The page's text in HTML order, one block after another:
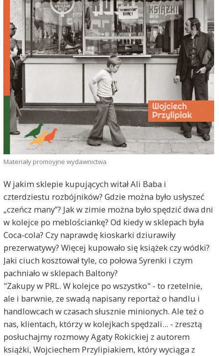
Materiały promoyjne wydawnictwa
W jakim sklepie kupujących witał Ali Baba i
czterdziestu rozbójników? Gdzie można było usłyszeć
„czeńcz many”? Jak w zimie można było spędzić dwa dni
w kolejce po meblościankę? Od kiedy w sklepach była
Coca-cola? Czy naprawdę kioskarki dziurawiły
prezerwatywy? Więcej kupowało się książek czy wódki?
Jaki ciuch kosztował tyle, co połowa Syrenki i czym
pachniało w sklepach Baltony?
"Zakupy w PRL. W kolejce po wszystko" - to rzetelnie,
ale i barwnie, ze swadą napisany reportaż o handlu i
handlowcach w czasach słusznie minionych. Ale też o
nas, klientach, którzy w kolejkach spędzali... - zresztą
posłuchajmy rozmowy Agaty Rokickiej z autorem
książki, Wojciechem Przylipiakiem, który wyciąga z